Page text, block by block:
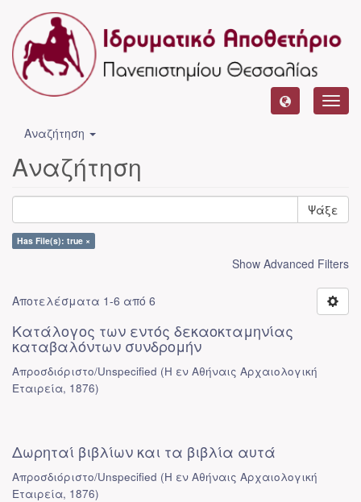
Αναζήτηση
Αναζήτηση
Ψάξε
Has File(s): true ×
Show Advanced Filters
Αποτελέσματα 1-6 από 6
Κατάλογος των εντός δεκαοκταμηνίας
καταβαλόντων συνδρομήν
Απροσδιόριστο/Unspecified (Η εν Αθήναις Αρχαιολογική
Εταιρεία, 1876)
Δωρηταί βιβλίων και τα βιβλία αυτά
Απροσδιόριστο/Unspecified (Η εν Αθήναις Αρχαιολογική
Εταιρεία, 1876)